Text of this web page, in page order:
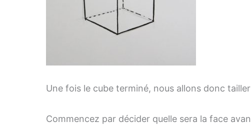
Une fois le cube terminé, nous allons donc
Commencez par décider quelle sera la face